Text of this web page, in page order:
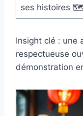
ses histoires
Insight clé : une
respectueuse
démonstration